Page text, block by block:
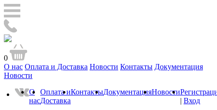
0
О нас Оплата и Доставка Новости Контакты Документация
Новости
О
нас
Оплата и
Доставка
КонтактыДокументацияНовости
| Вход